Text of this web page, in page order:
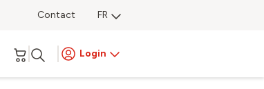
Contact FR
Login